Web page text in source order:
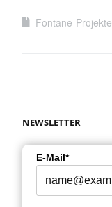
Fontane-Projekte
NEWSLETTER
E-Mail*